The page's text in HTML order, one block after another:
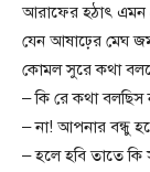
আরাফের হঠাৎ এমন
যেন আষাঢ়ের মেঘ
কোমল সুরে কথা
– কি রে কথা বলছিস
– না! আপনার বন্ধু
– হলে হবি তাতে কি